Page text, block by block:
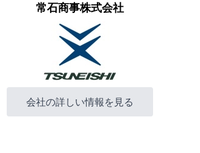
常石商事株式会社
会社の詳しい情報を見る